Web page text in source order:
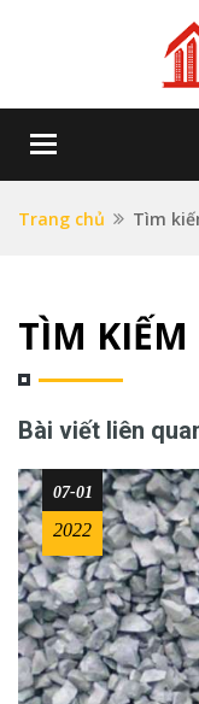
Toggle
Trang chủ Tìm
TÌM
Bài viết liên
07-01
2022